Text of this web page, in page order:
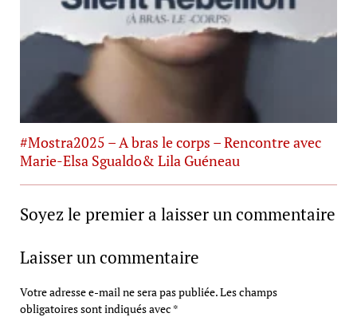
#Mostra2025 – A bras le corps – Rencontre avec
Marie-Elsa Sgualdo& Lila Guéneau
Soyez le premier a laisser un commentaire
Laisser un commentaire
Votre adresse e-mail ne sera pas publiée.Les champs
obligatoires sont indiqués avec *